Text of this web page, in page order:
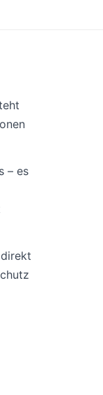
– es